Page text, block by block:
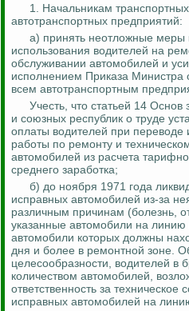
1. Начальникам
автотранспортных предприятий:
а) принять неотложные
использования водителей на
обслуживании автомобилей и
исполнением Приказа Министра
всем автотранспортным
Учесть, что статьей 14
и союзных республик о труде
оплаты водителей при переводе
работы по ремонту и
автомобилей из расчета
среднего заработка;
б) до ноября 1971 года
исправных автомобилей из-за
различным причинам (болезнь,
указанные автомобили на
автомобили которых должны
дня и более в ремонтной зоне.
целесообразности, водителей в
количеством автомобилей,
ответственность за
исправных автомобилей на